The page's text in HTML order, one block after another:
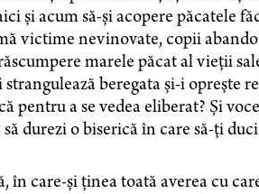
și acum să-și acopere păcatele
victime nevinovate, copii
marele păcat al vieții
beregata și-i oprește
pentru a se vedea eliberat? Și
durezi o biserică în care să-ți
în care-și ținea toată averea cu